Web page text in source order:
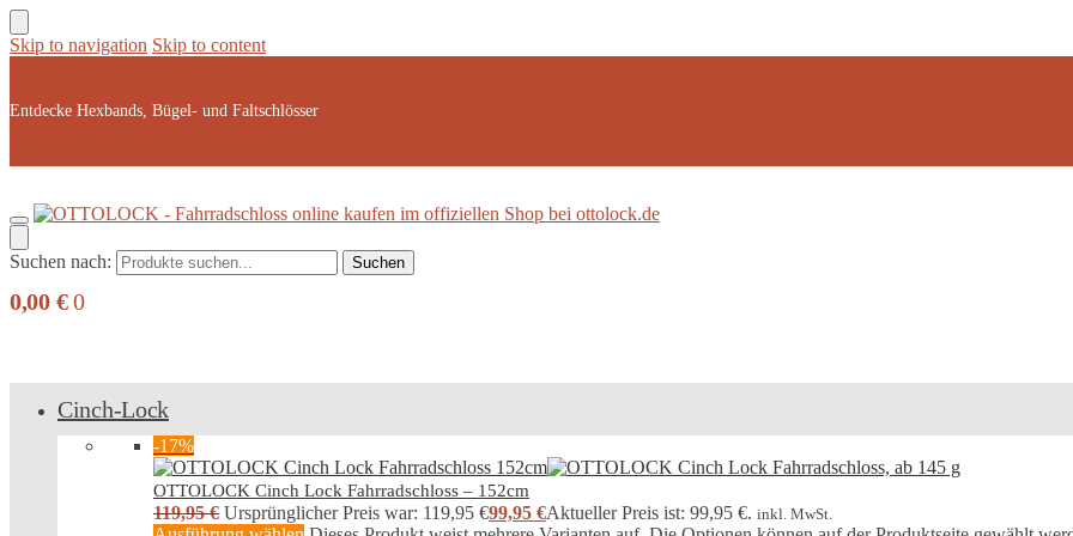
Skip to navigation Skip to content
Entdecke Hexbands, Bügel- und Faltschlösser
Suchen nach: Suchen
0,00 € 0
Cinch-Lock
-17%
OTTOLOCK Cinch Lock Fahrradschloss – 152cm
119,95€ Ursprünglicher Preis war: 119,95 €99,95 €Aktueller Preis ist: 99,95 €. inkl. MwSt.